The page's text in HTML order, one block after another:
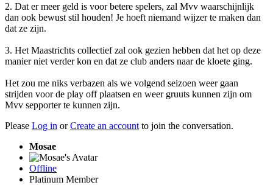
2. Dat er meer geld is voor betere spelers, zal Mvv waarschijnlijk
dan ook bewust stil houden! Je hoeft niemand wijzer te maken dan
dat ze zijn.
3. Het Maastrichts collectief zal ook gezien hebben dat het op deze
manier niet verder kon en dat ze club anders naar de kloete ging.
Het zou me niks verbazen als we volgend seizoen weer gaan
strijden voor de play off plaatsen en weer gruuts kunnen zijn om
Mvv sepporter te kunnen zijn.
Please Log in orCreate an account to join the conversation.
Mosae
Offline
Platinum Member